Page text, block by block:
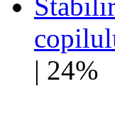
| 24%